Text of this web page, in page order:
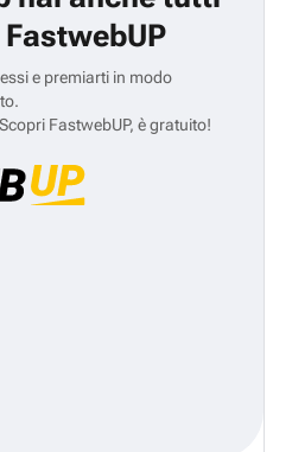
e premiarti in modo
FastwebUP, è gratuito!